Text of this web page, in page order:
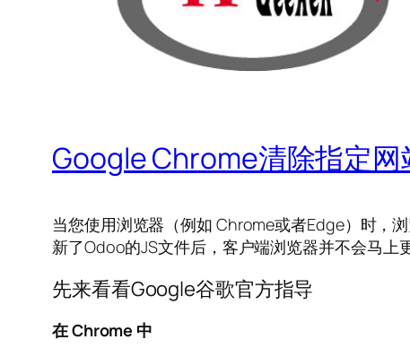
Google Chrome清除指定
当您使用浏览器（例如 Chrome或者Edge）时，
新了Odoo的JS文件后，客户端浏览器并不会马上更
先来看看Google谷歌官方指导
在 Chrome 中